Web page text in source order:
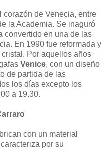
corazón de Venecia, entre
la Academia. Se inaguró
convertido en una de las
En 1990 fue reformada y
Por aquellos años
Venice, con un diseño
de partida de las
los días excepto los
a 19.30.
con un material
por su